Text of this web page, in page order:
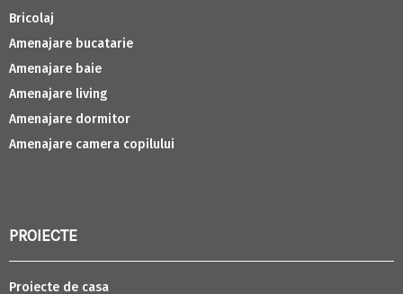
Bricolaj
Amenajare bucatarie
Amenajare baie
Amenajare living
Amenajare dormitor
Amenajare camera copilului
PROIECTE
Proiecte de casa